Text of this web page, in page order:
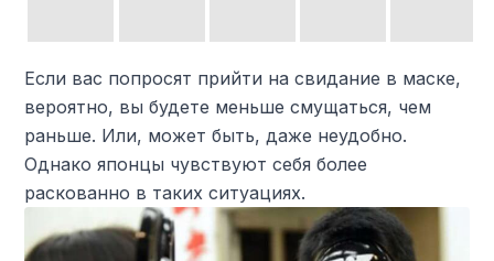
Если вас попросят прийти на свидание в маске,
вероятно, вы будете меньше смущаться, чем
раньше. Или, может быть, даже неудобно.
Однако японцы чувствуют себя более
раскованно в таких ситуациях.